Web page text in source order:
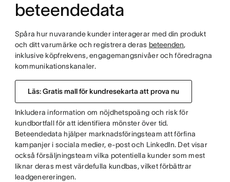
beteendedata
Spåra hur nuvarande kunder interagerar med din produkt
och ditt varumärke och registrera deras beteenden,
inklusive köpfrekvens, engagemangsnivåer och föredragna
kommunikationskanaler.
Läs: Gratis mall för kundresekarta att prova nu
Inkludera information om nöjdhetspoäng och risk för
kundbortfall för att identifiera mönster över tid.
Beteendedata hjälper marknadsföringsteam att förfina
kampanjer i sociala medier, e-post och LinkedIn. Det visar
också försäljningsteam vilka potentiella kunder som mest
liknar deras mest värdefulla kundbas, vilket förbättrar
leadgenereringen.